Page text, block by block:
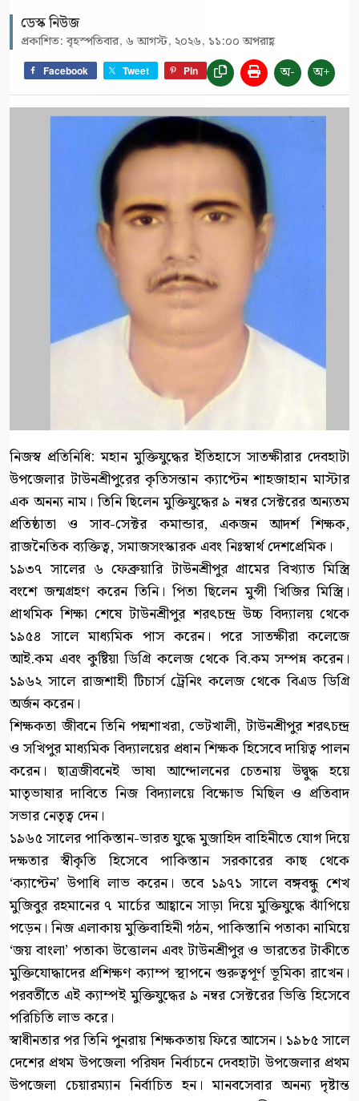
ডেস্ক নিউজ
প্রকাশিত: বৃহস্পতিবার, ৬ আগস্ট, ২০২৬, ১১:০০ অপরাহ্ণ
Facebook Tweet Pin অ- অ+
নিজস্ব প্রতিনিধি: মহান মুক্তিযুদ্ধের ইতিহাসে সাতক্ষীরার দেবহাটা
উপজেলার টাউনশ্রীপুরের কৃতিসন্তান ক্যাপ্টেন শাহজাহান মাস্টার
এক অনন্য নাম। তিনি ছিলেন মুক্তিযুদ্ধের ৯ নম্বর সেক্টরের অন্যতম
প্রতিষ্ঠাতা ও সাব-সেক্টর কমান্ডার, একজন আদর্শ শিক্ষক,
রাজনৈতিক ব্যক্তিত্ব, সমাজসংস্কারক এবং নিঃস্বার্থ দেশপ্রেমিক।
১৯৩৭ সালের ৬ ফেব্রুয়ারি টাউনশ্রীপুর গ্রামের বিখ্যাত মিস্ত্রি
বংশে জন্মগ্রহণ করেন তিনি। পিতা ছিলেন মুন্সী খিজির মিস্ত্রি।
প্রাথমিক শিক্ষা শেষে টাউনশ্রীপুর শরৎচন্দ্র উচ্চ বিদ্যালয় থেকে
১৯৫৪ সালে মাধ্যমিক পাস করেন। পরে সাতক্ষীরা কলেজে
আই.কম এবং কুষ্টিয়া ডিগ্রি কলেজ থেকে বি.কম সম্পন্ন করেন।
১৯৬২ সালে রাজশাহী টিচার্স ট্রেনিং কলেজ থেকে বিএড ডিগ্রি
অর্জন করেন।
শিক্ষকতা জীবনে তিনি পদ্মশাখরা, ভেটখালী, টাউনশ্রীপুর শরৎচন্দ্র
ও সখিপুর মাধ্যমিক বিদ্যালয়ের প্রধান শিক্ষক হিসেবে দায়িত্ব পালন
করেন। ছাত্রজীবনেই ভাষা আন্দোলনের চেতনায় উদ্বুদ্ধ হয়ে
মাতৃভাষার দাবিতে নিজ বিদ্যালয়ে বিক্ষোভ মিছিল ও প্রতিবাদ
সভার নেতৃত্ব দেন।
১৯৬৫ সালের পাকিস্তান-ভারত যুদ্ধে মুজাহিদ বাহিনীতে যোগ দিয়ে
দক্ষতার স্বীকৃতি হিসেবে পাকিস্তান সরকারের কাছ থেকে
‘ক্যাপ্টেন’ উপাধি লাভ করেন। তবে ১৯৭১ সালে বঙ্গবন্ধু শেখ
মুজিবুর রহমানের ৭ মার্চের আহ্বানে সাড়া দিয়ে মুক্তিযুদ্ধে ঝাঁপিয়ে
পড়েন। নিজ এলাকায় মুক্তিবাহিনী গঠন, পাকিস্তানি পতাকা নামিয়ে
‘জয় বাংলা’ পতাকা উত্তোলন এবং টাউনশ্রীপুর ও ভারতের টাকীতে
মুক্তিযোদ্ধাদের প্রশিক্ষণ ক্যাম্প স্থাপনে গুরুত্বপূর্ণ ভূমিকা রাখেন।
পরবর্তীতে এই ক্যাম্পই মুক্তিযুদ্ধের ৯ নম্বর সেক্টরের ভিত্তি হিসেবে
পরিচিতি লাভ করে।
স্বাধীনতার পর তিনি পুনরায় শিক্ষকতায় ফিরে আসেন। ১৯৮৫ সালে
দেশের প্রথম উপজেলা পরিষদ নির্বাচনে দেবহাটা উপজেলার প্রথম
উপজেলা চেয়ারম্যান নির্বাচিত হন। মানবসেবার অনন্য দৃষ্টান্ত